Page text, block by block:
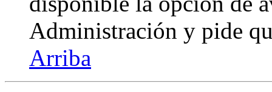
Administración y pide
Arriba